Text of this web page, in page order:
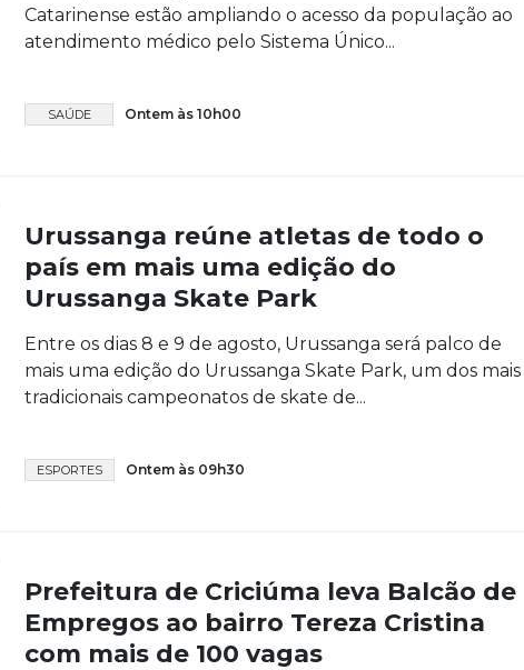
Catarinense estão ampliando o acesso da população ao
atendimento médico pelo Sistema Único...
SAÚDE Ontem às 10h00
Urussanga reúne atletas de todo o
país em mais uma edição do
Urussanga Skate Park
Entre os dias 8 e 9 de agosto, Urussanga será palco de
mais uma edição do Urussanga Skate Park, um dos mais
tradicionais campeonatos de skate de...
ESPORTES Ontem às 09h30
Prefeitura de Criciúma leva Balcão de
Empregos ao bairro Tereza Cristina
com mais de 100 vagas